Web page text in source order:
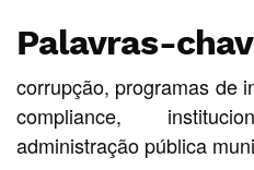
Palavras-
corrupção, programas de
compliance,
administração pública